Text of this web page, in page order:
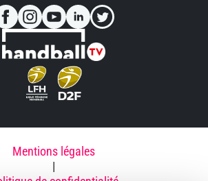
Mentions légales